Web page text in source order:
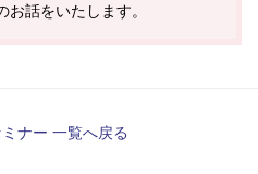
話をいたします。
ナー 一覧へ戻る